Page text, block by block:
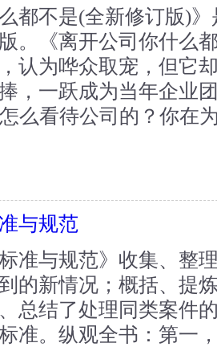
都不是(全新修订版)
。《离开公司你什么
认为哗众取宠，但它
，一跃成为当年企业
么看待公司的？你在
与规范
准与规范》收集、整
的新情况；概括、提
总结了处理同类案件
准。纵观全书：第一